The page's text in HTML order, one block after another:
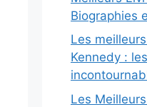
Biographies
Les
Kennedy :
Les